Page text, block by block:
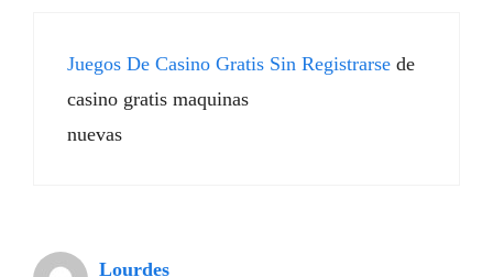
Juegos De Casino Gratis Sin Registrarse de
casino gratis maquinas
nuevas
Lourdes